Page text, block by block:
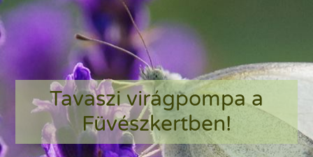
Tavaszi virágpompa a
Füvészkertben!